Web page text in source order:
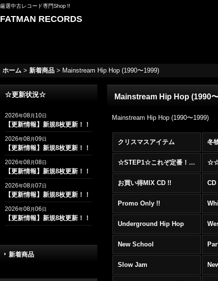
厳選中古レコード専門Shop !!
FATMAN RECORDS
ホーム > 新着商品 > Mainstream Hip Hop (1990〜1999)
☆更新状況☆
2026年08月 10日
【更新情報】新規8枚更新！！
2026年08月09日
【更新情報】新規8枚更新！！
2026年08月08日
【更新情報】新規8枚更新！！
2026年08月07日
【更新情報】新規8枚更新！！
2026年08月06日
【更新情報】新規8枚更新！！
新着商品
Mainstream Hip Hop (1990
Mainstream Hip Hop (1990〜1999)
クリスマスアイテム 冬
☆STEP1☆これぞ定番！！まずはここから！2000年代R&BフロアヒットBest 100 !!!
お買い得MIX CD !!
Promo Only !!
Underground Hip Hop
New School
Slow Jam